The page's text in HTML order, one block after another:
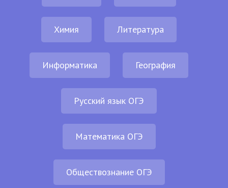
Химия Литература
Информатика География
Русский язык ОГЭ
Математика ОГЭ
Обществознание ОГЭ